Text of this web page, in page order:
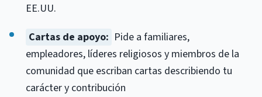
EE.UU.
Cartas de apoyo: Pide a familiares,
empleadores, líderes religiosos y miembros de la
comunidad que escriban cartas describiendo tu
carácter y contribución